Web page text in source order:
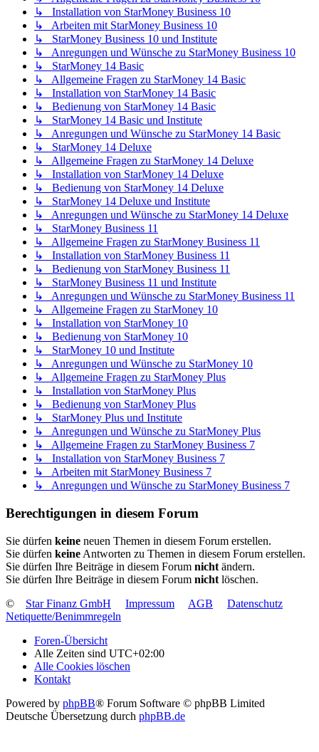
↳ Installation von StarMoney Business 10
↳ Arbeiten mit StarMoney Business 10
↳ StarMoney Business 10 und Institute
↳ Anregungen und Wünsche zu StarMoney Business 10
↳ StarMoney 14 Basic
↳ Allgemeine Fragen zu StarMoney 14 Basic
↳ Installation von StarMoney 14 Basic
↳ Bedienung von StarMoney 14 Basic
↳ StarMoney 14 Basic und Institute
↳ Anregungen und Wünsche zu StarMoney 14 Basic
↳ StarMoney 14 Deluxe
↳ Allgemeine Fragen zu StarMoney 14 Deluxe
↳ Installation von StarMoney 14 Deluxe
↳ Bedienung von StarMoney 14 Deluxe
↳ StarMoney 14 Deluxe und Institute
↳ Anregungen und Wünsche zu StarMoney 14 Deluxe
↳ StarMoney Business 11
↳ Allgemeine Fragen zu StarMoney Business 11
↳ Installation von StarMoney Business 11
↳ Bedienung von StarMoney Business 11
↳ StarMoney Business 11 und Institute
↳ Anregungen und Wünsche zu StarMoney Business 11
↳ Allgemeine Fragen zu StarMoney 10
↳ Installation von StarMoney 10
↳ Bedienung von StarMoney 10
↳ StarMoney 10 und Institute
↳ Anregungen und Wünsche zu StarMoney 10
↳ Allgemeine Fragen zu StarMoney Plus
↳ Installation von StarMoney Plus
↳ Bedienung von StarMoney Plus
↳ StarMoney Plus und Institute
↳ Anregungen und Wünsche zu StarMoney Plus
↳ Allgemeine Fragen zu StarMoney Business 7
↳ Installation von StarMoney Business 7
↳ Arbeiten mit StarMoney Business 7
↳ Anregungen und Wünsche zu StarMoney Business 7
Berechtigungen in diesem Forum
Sie dürfen keine neuen Themen in diesem Forum erstellen.
Sie dürfen keine Antworten zu Themen in diesem Forum erstellen.
Sie dürfen Ihre Beiträge in diesem Forum nicht ändern.
Sie dürfen Ihre Beiträge in diesem Forum nicht löschen.
©
Star Finanz GmbH Impressum AGB
Datenschutz
Netiquette/Benimmregeln
Foren-Übersicht
Alle Zeiten sind UTC+02:00
Alle Cookies löschen
Kontakt
Powered by phpBB® Forum Software © phpBB Limited
Deutsche Übersetzung durch phpBB.de